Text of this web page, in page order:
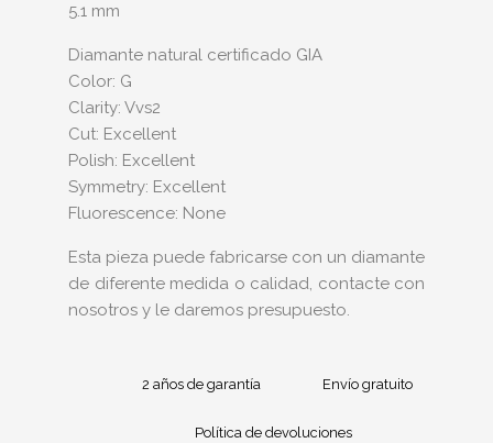
5.1 mm
Diamante natural certificado GIA
Color: G
Clarity: Vvs2
Cut: Excellent
Polish: Excellent
Symmetry: Excellent
Fluorescence: None
Esta pieza puede fabricarse con un diamante
de diferente medida o calidad, contacte con
nosotros y le daremos presupuesto.
2 años de garantía Envío gratuito
Política de devoluciones